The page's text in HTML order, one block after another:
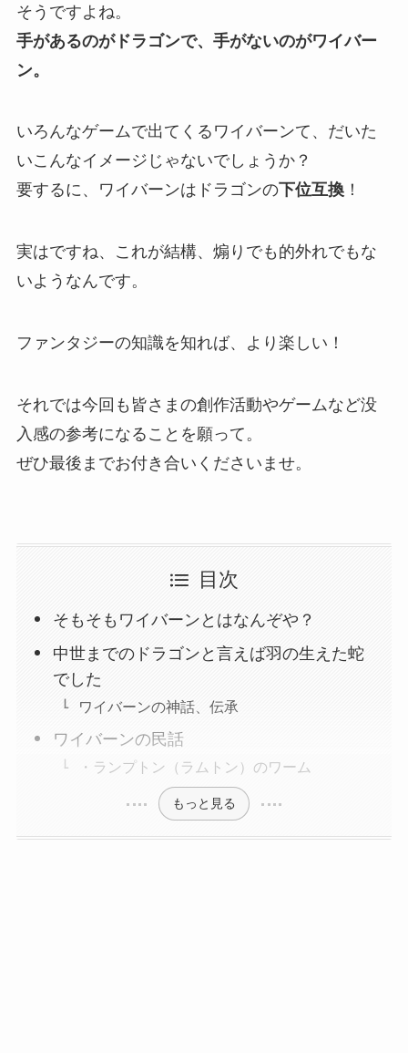
そうですよね。
手があるのがドラゴンで、手がないのがワイバー
ン。
いろんなゲームで出てくるワイバーンて、だいた
いこんなイメージじゃないでしょうか？
要するに、ワイバーンはドラゴンの下位互換！
実はですね、これが結構、煽りでも的外れでもな
いようなんです。
ファンタジーの知識を知れば、より楽しい！
それでは今回も皆さまの創作活動やゲームなど没
入感の参考になることを願って。
ぜひ最後までお付き合いくださいませ。
目次
そもそもワイバーンとはなんぞや？
中世までのドラゴンと言えば羽の生えた蛇
でした
ワイバーンの神話、伝承
ワイバーンの民話
・ランプトン（ラムトン）のワーム
もっと見る